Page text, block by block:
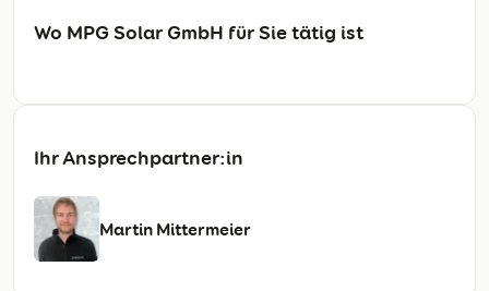
Wo MPG Solar GmbH für Sie tätig ist
Ihr Ansprechpartner:in
Martin Mittermeier